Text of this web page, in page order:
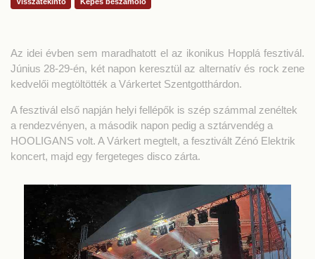
Az idei évben sem maradhatott el az ikonikus Hopplá fesztivál.
Június 28-29-én, két napon keresztül az alternatív és rock zene
kedvelői megtöltötték a Várkertet Szentgotthárdon.
A fesztivál első napján helyi fellépők is szép számmal zenéltek
a rendezvényen, a második napon pedig a sztárvendég a
HOOLIGANS volt. A Várkert megtelt, a fesztivált Zénó Elektrik
koncert, majd egy fergeteges disco zárta.